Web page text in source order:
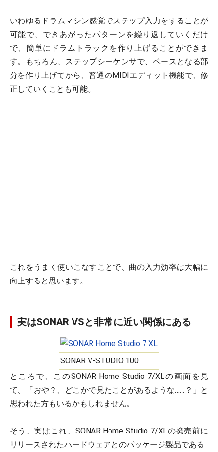
いわゆるドラムマシン感覚でステップ入力をすることが
可能で、できあがったパターンを繰り返していくだけ
で、簡単にドラムトラックを作り上げることができま
す。もちろん、ステップシーケンサで、ベースとなる部
分を作り上げてから、普通のMIDIエディット機能で、修
正していくことも可能。
これをうまく使いこなすことで、曲の入力効率は大幅に
向上すると思います。
実はSONAR VSと非常に近い関係にある
SONAR V-STUDIO 100
ところで、このSONAR Home Studio 7/XLの画面を見
て、「おや？、どこかで見たことがあるような……？」と
思われた方もいるかもしれません。
そう、実はこれ、SONAR Home Studio 7/XLの発売前に
リリースされたハードウェアとのパッケージ製品である